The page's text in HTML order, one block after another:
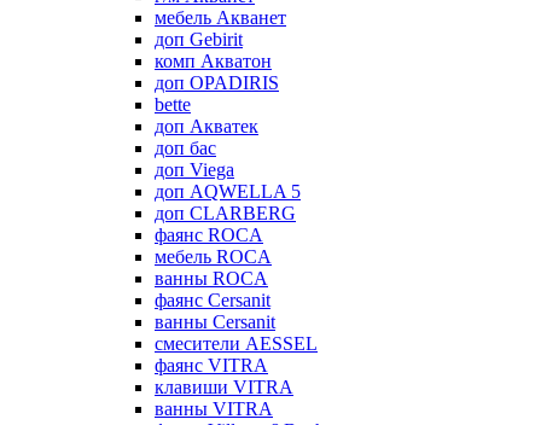
мебель Акванет
доп Gebirit
комп Акватон
доп OPADIRIS
bette
доп Акватек
доп бас
доп Viega
доп AQWELLA 5
доп CLARBERG
фаянс ROCA
мебель ROCA
ванны ROCA
фаянс Cersanit
ванны Cersanit
смесители AESSEL
фаянс VITRA
клавиши VITRA
ванны VITRA